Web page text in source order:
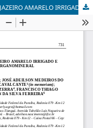
ESTADO NUTRICIONAL DO MARACUJAZEIRO AMARELO IRRIGADO E SUBMETIDO A ADUBAÇÃO ORGANOMINERAL